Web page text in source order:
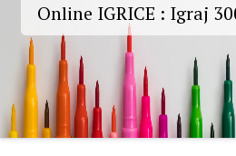
Online IGRICE : Igraj